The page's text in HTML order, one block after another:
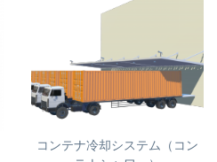
コンテナ冷却システム（コン